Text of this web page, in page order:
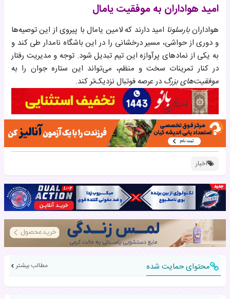
امید هواداران به موفقیت یامال
هوادارانبارسلونا امید دارند که لامین یامال با پیروی از این توصیه‌ها
و دوری از حواشی، مسیر درخشانی را در این باشگاه نامدار طی کند و
به یکی از نمادهای پرآوازه این تیم تبدیل شود. توجه و مدیریت رفتار
در کنار تمرینات سخت و منظم، می‌تواند این ستاره جوان را به
موفقیت‌های بزرگ در عرصه فوتبال نزدیک‌تر کند.
اخبار
محتوای حمایت شده مطالب بیشتر